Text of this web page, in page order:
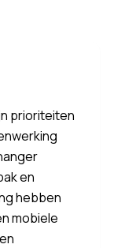
prioriteiten
en
hebben
mobiele